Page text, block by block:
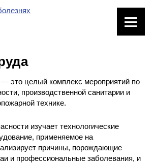
это целый комплекс мероприятий по
производственной санитарии и
технике.
изучает технологические
применяемое на
причины, порождающие
и профессиональные заболевания, и